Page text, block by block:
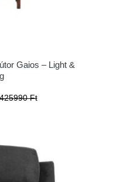
Gaios – Light &
Ft